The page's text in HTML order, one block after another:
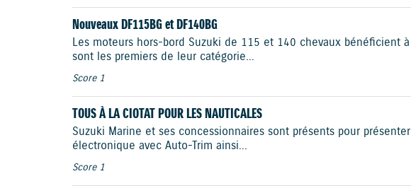
Nouveaux DF115BG et DF140BG
Les moteurs hors-bord Suzuki de 115 et 140 chevaux bénéficient
sont les premiers de leur catégorie...
Score 1
TOUS À LA CIOTAT POUR LES NAUTICALES
Suzuki Marine et ses concessionnaires sont présents pour
électronique avec Auto-Trim ainsi...
Score 1